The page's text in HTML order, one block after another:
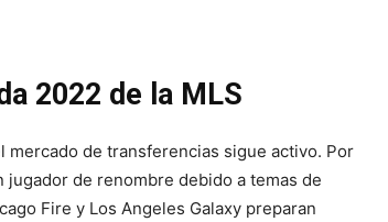
2022 de la MLS
mercado de transferencias sigue activo. Por
jugador de renombre debido a temas de
Fire y Los Angeles Galaxy preparan